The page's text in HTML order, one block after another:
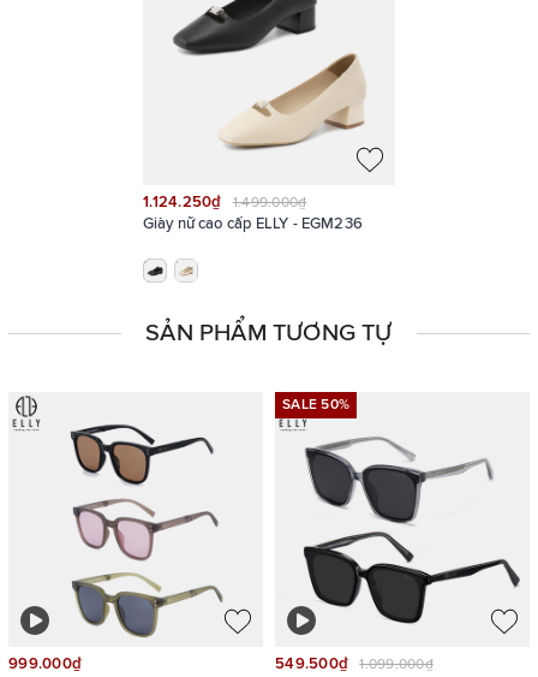
Sản phẩm hiện có 2 phân loại màu: đen, nude
1.124.250₫ 1.499.000₫
Giày nữ cao cấp ELLY - EGM236
SẢN PHẨM TƯƠNG TỰ
999.000₫
SALE 50%
549.500₫ 1.099.000₫